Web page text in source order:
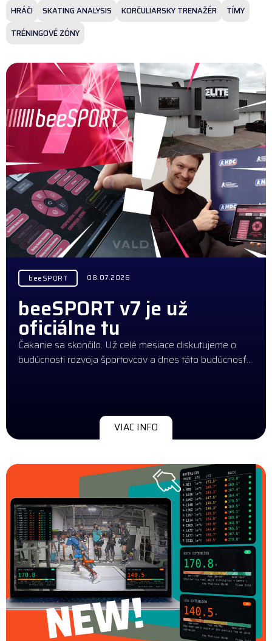
HRÁČI
SKATING ANALYSIS KORČULIARSKY TRENAŽÉR
TÍMY
TRÉNINGOVÉ ZÓNY
beeSPORT 08.07.2026
beeSPORT v7 je už
oficiálne tu
Čakanie sa skončilo. Už celé mesiace diskutujeme o
budúcnosti rozvoja športovcov a dnes táto budúcnosť…
VIAC INFO